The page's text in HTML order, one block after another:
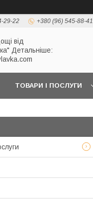
29-22 +380 (96) 545-88-41
від
Детальніше:
ТОВАРИ І ПОСЛУГИ